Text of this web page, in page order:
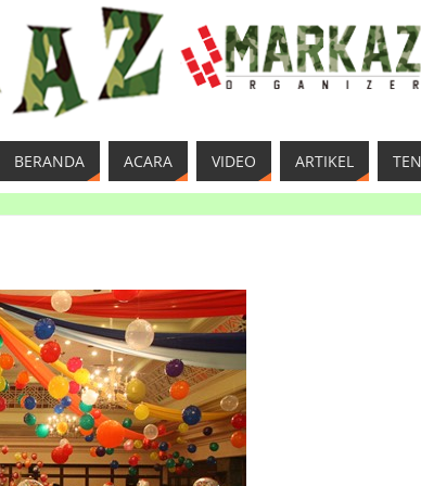
BERANDA ACARA VIDEO ARTIKEL